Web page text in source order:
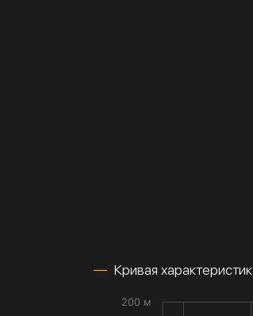
Кривая характеристик
200 м